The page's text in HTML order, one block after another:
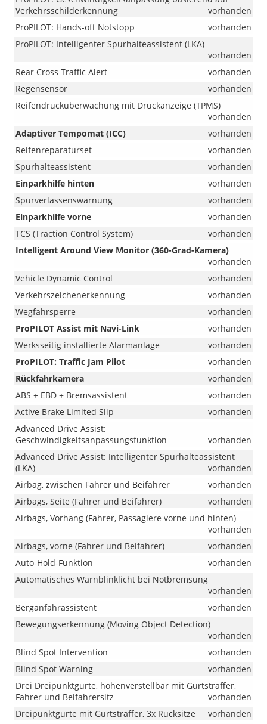
Verkehrsschilderkennung
vorhanden
ProPILOT: Hands-off Notstopp
vorhanden
ProPILOT: Intelligenter Spurhalteassistent (LKA)
vorhanden
Rear Cross Traffic Alert
vorhanden
Regensensor
vorhanden
Reifendrucküberwachung mit Druckanzeige (TPMS)
vorhanden
Adaptiver Tempomat (ICC)
vorhanden
Reifenreparaturset
vorhanden
Spurhalteassistent
vorhanden
Einparkhilfe hinten
vorhanden
Spurverlassenswarnung
vorhanden
Einparkhilfe vorne
vorhanden
TCS (Traction Control System)
vorhanden
Intelligent Around View Monitor (360-Grad-Kamera)
vorhanden
Vehicle Dynamic Control
vorhanden
Verkehrszeichenerkennung
vorhanden
Wegfahrsperre
vorhanden
ProPILOT Assist mit Navi-Link
vorhanden
Werksseitig installierte Alarmanlage
vorhanden
ProPILOT: Traffic Jam Pilot
vorhanden
Rückfahrkamera
vorhanden
ABS + EBD + Bremsassistent
vorhanden
Active Brake Limited Slip
vorhanden
Advanced Drive Assist:
Geschwindigkeitsanpassungsfunktion
vorhanden
Advanced Drive Assist: Intelligenter Spurhalteassistent
(LKA)
vorhanden
Airbag, zwischen Fahrer und Beifahrer
vorhanden
Airbags, Seite (Fahrer und Beifahrer)
vorhanden
Airbags, Vorhang (Fahrer, Passagiere vorne und hinten)
vorhanden
Airbags, vorne (Fahrer und Beifahrer)
vorhanden
Auto-Hold-Funktion
vorhanden
Automatisches Warnblinklicht bei Notbremsung
vorhanden
Berganfahrassistent
vorhanden
Bewegungserkennung (Moving Object Detection)
vorhanden
Blind Spot Intervention
vorhanden
Blind Spot Warning
vorhanden
Drei Dreipunktgurte, höhenverstellbar mit Gurtstraffer,
Fahrer und Beifahrersitz
vorhanden
Dreipunktgurte mit Gurtstraffer, 3x Rücksitze
vorhanden